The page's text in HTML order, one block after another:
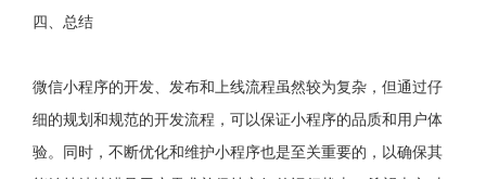
四、总结
微信小程序的开发、发布和上线流程虽然较为复杂，但通过仔
细的规划和规范的开发流程，可以保证小程序的品质和用户体
验。同时，不断优化和维护小程序也是至关重要的，以确保其